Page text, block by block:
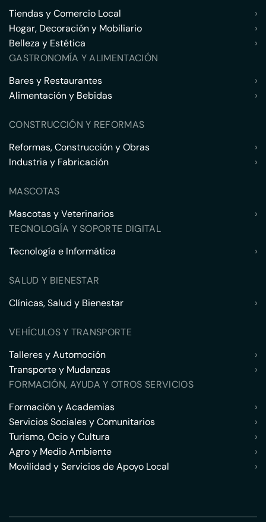
Tiendas y Comercio Local
›
Hogar, Decoración y Mobiliario
›
Belleza y Estética
›
GASTRONOMÍA Y ALIMENTACIÓN
Bares y Restaurantes
›
Alimentación y Bebidas
›
CONSTRUCCIÓN Y REFORMAS
Reformas, Construcción y Obras
›
Industria y Fabricación
›
MASCOTAS
Mascotas y Veterinarios
›
TECNOLOGÍA Y SOPORTE DIGITAL
Tecnología e Informática
›
SALUD Y BIENESTAR
Clínicas, Salud y Bienestar
›
VEHÍCULOS Y TRANSPORTE
Talleres y Automoción
›
Transporte y Mudanzas
›
FORMACIÓN, AYUDA Y OTROS SERVICIOS
Formación y Academias
›
Servicios Sociales y Comunitarios
›
Turismo, Ocio y Cultura
›
Agro y Medio Ambiente
›
Movilidad y Servicios de Apoyo Local
›